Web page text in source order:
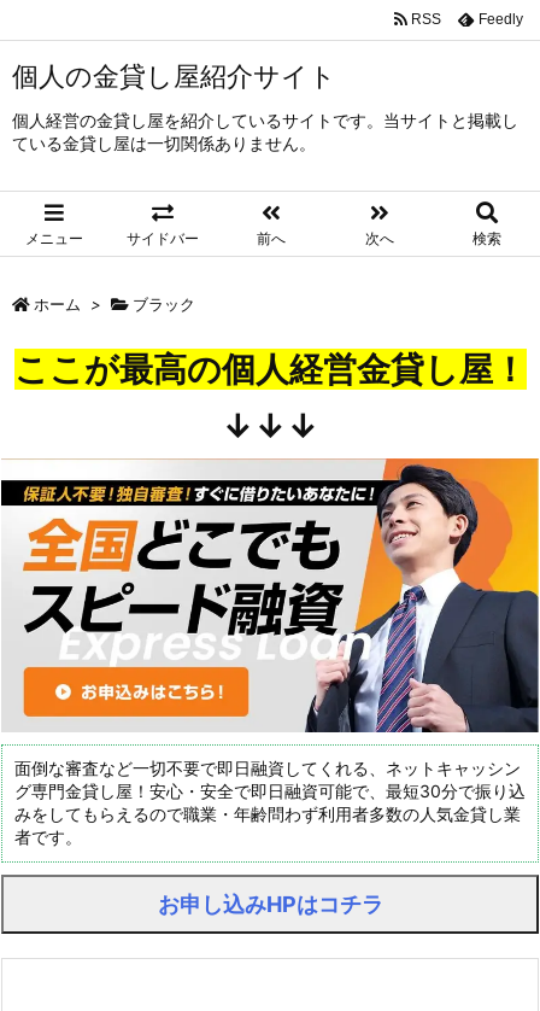
個人の金貸し屋紹介サイト
個人経営の金貸し屋を紹介しているサイトです。当サイトと掲載し
ている金貸し屋は一切関係ありません。
メニュー サイドバー 前へ 次へ 検索
RSS Feedly
ホーム > ブラック
ここが最高の個人経営金貸し屋！
↓↓↓
面倒な審査など一切不要で即日融資してくれる、ネットキャッシン
グ専門金貸し屋！安心・安全で即日融資可能で、最短30分で振り込
みをしてもらえるので職業・年齢問わず利用者多数の人気金貸し業
者です。
お申し込みHPはコチラ